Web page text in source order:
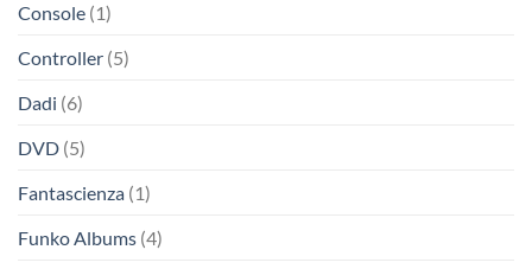
Console (1)
Controller (5)
Dadi (6)
DVD (5)
Fantascienza (1)
Funko Albums (4)